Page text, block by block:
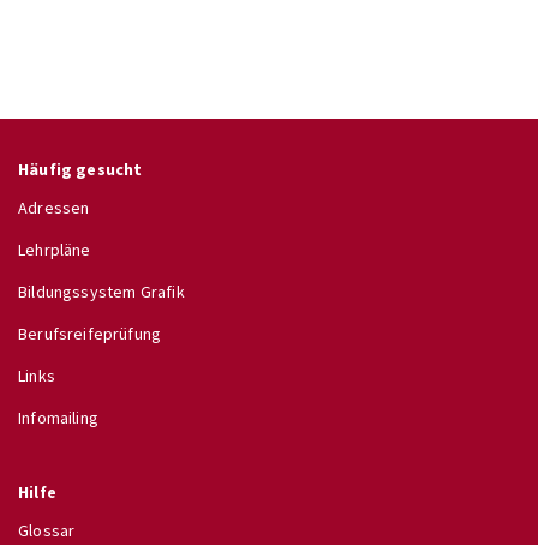
Häufig gesucht
Adressen
Lehrpläne
Bildungssystem Grafik
Berufsreifeprüfung
Links
Infomailing
Hilfe
Glossar